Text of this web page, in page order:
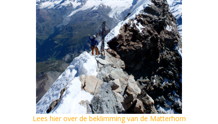
Lees hier over de beklimming van de Matterhorn